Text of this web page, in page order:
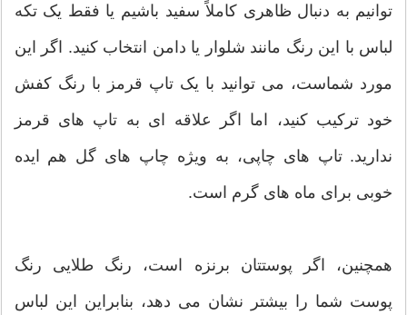
توانیم به دنبال ظاهری کاملاً سفید باشیم یا فقط یک تکه
لباس با این رنگ مانند شلوار یا دامن انتخاب کنید. اگر این
مورد شماست، می توانید با یک تاپ قرمز با رنگ کفش
خود ترکیب کنید، اما اگر علاقه ای به تاپ های قرمز
ندارید. تاپ های چاپی، به ویژه چاپ های گل هم ایده
خوبی برای ماه های گرم است.
همچنین، اگر پوستتان برنزه است، رنگ طلایی رنگ
پوست شما را بیشتر نشان می دهد، بنابراین این لباس